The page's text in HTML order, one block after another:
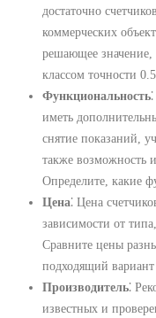
достаточно
коммерческих
решающее значение,
классом точности
Функциональность
иметь
снятие показаний,
также возможность
Определите, какие
Цена⁚ Цена
зависимости от
Сравните цены
подходящий
Производитель⁚
известных и